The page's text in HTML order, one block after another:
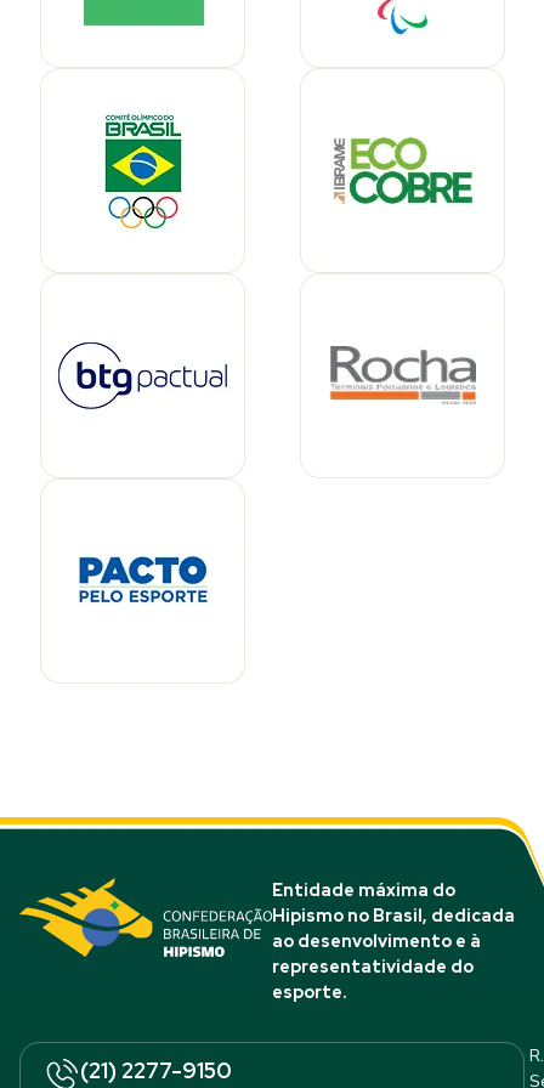
Entidade máxima do
Hipismo no Brasil, dedicada
ao desenvolvimento e à
representatividade do
esporte.
(21) 2277-9150
R.